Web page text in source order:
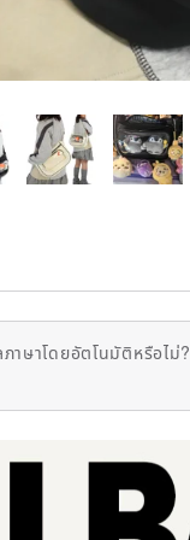
าษาโดยอัตโนมัติหรือไม่?